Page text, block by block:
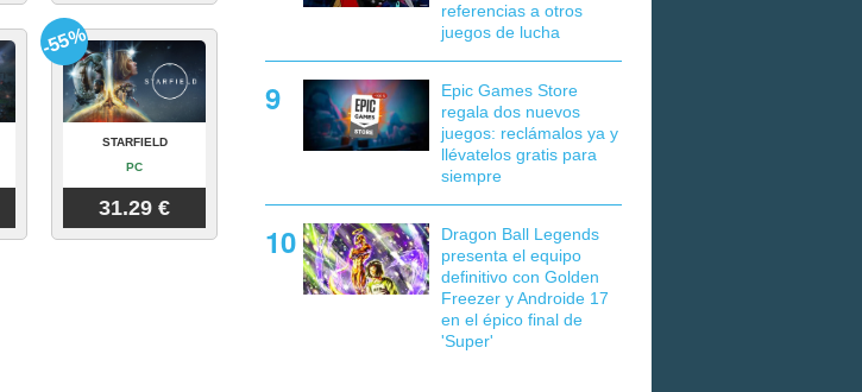
STARFIELD
PC
31.29 €
-55%
referencias a otros
juegos de lucha
Epic Games Store
regala dos nuevos
juegos: reclámalos ya y
llévatelos gratis para
siempre
Dragon Ball Legends
presenta el equipo
definitivo con Golden
Freezer y Androide 17
en el épico final de
'Super'